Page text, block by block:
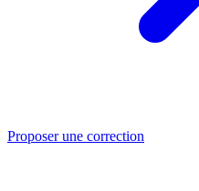
Proposer une correction